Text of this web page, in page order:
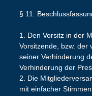
§ 11:
1. Den Vorsitz in der
Vorsitzende, bzw. der
seiner Verhinderung
Verhinderung der
2. Die
mit einfacher